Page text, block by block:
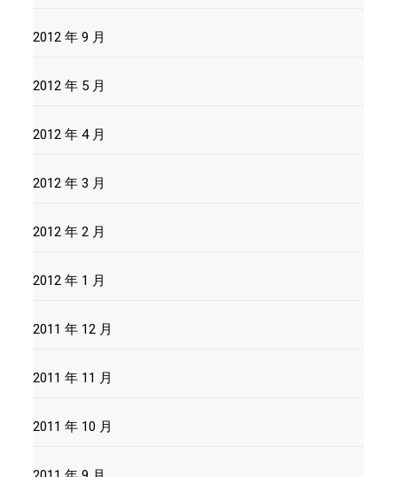
2012 年 9 月
2012 年 5 月
2012 年 4 月
2012 年 3 月
2012 年 2 月
2012 年 1 月
2011 年 12 月
2011 年 11 月
2011 年 10 月